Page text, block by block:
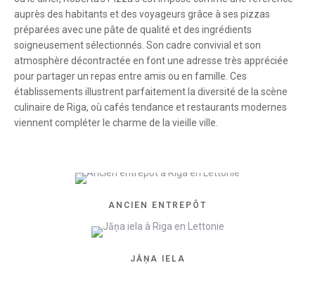
auprès des habitants et des voyageurs grâce à ses pizzas
préparées avec une pâte de qualité et des ingrédients
soigneusement sélectionnés. Son cadre convivial et son
atmosphère décontractée en font une adresse très appréciée
pour partager un repas entre amis ou en famille. Ces
établissements illustrent parfaitement la diversité de la scène
culinaire de Riga, où cafés tendance et restaurants modernes
viennent compléter le charme de la vieille ville.
ANCIEN ENTREPÔT
JĀŅA IELA